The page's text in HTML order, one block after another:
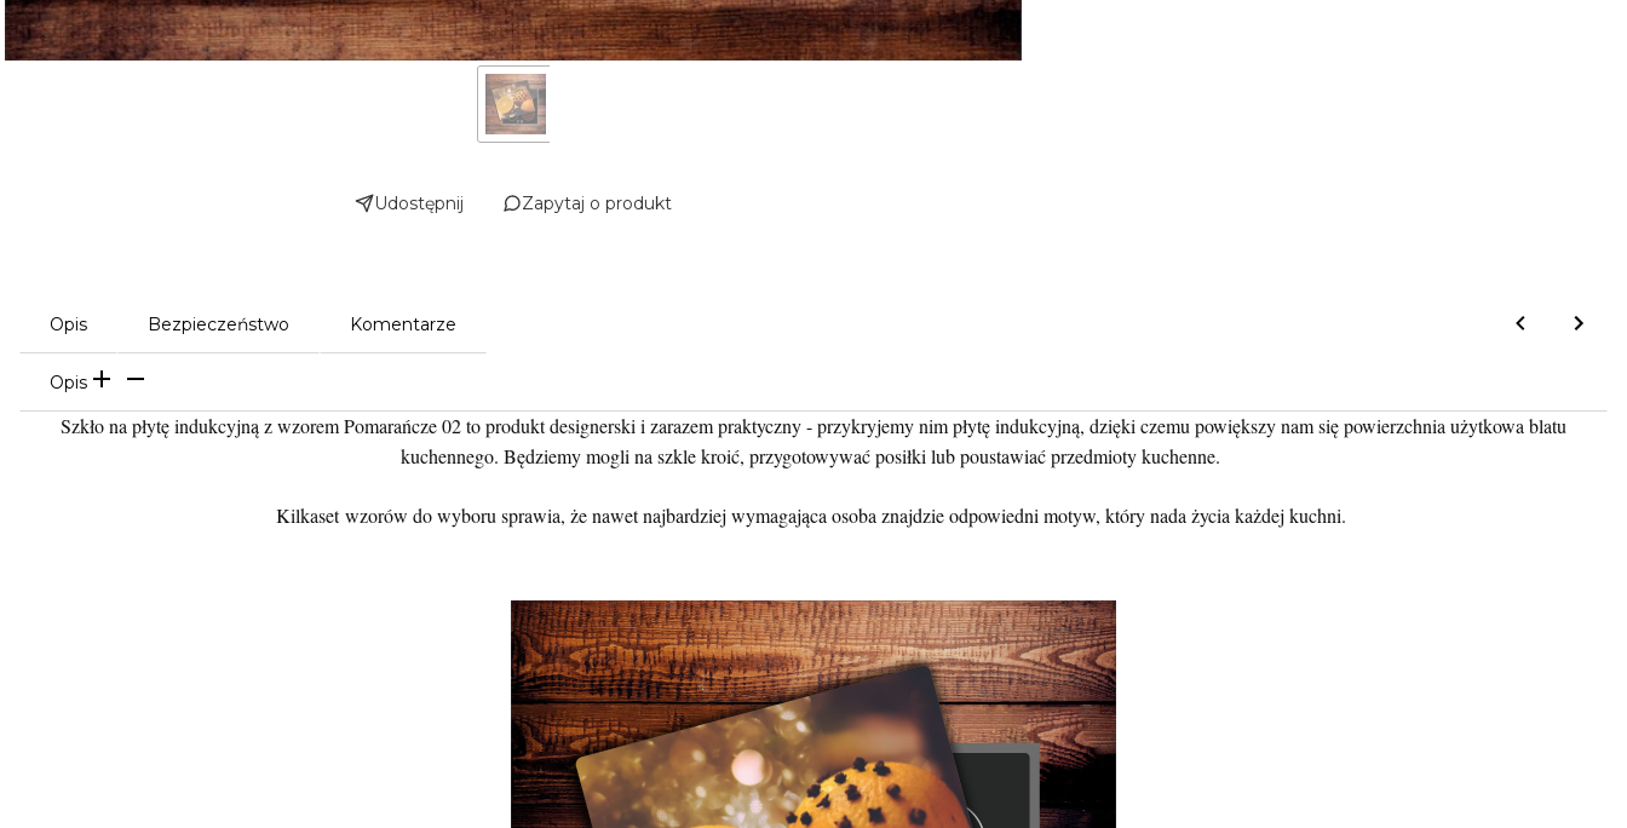
Udostępnij Zapytaj o produkt
Opis Bezpieczeństwo Komentarze
Opis
Szkło na płytę indukcyjną z wzorem Pomarańcze 02 to produkt designerski i zarazem praktyczny - przykryjemy nim płytę indukcyjną, dzięki czemu powiększy nam się powierzchnia użytkowa blatu
kuchennego. Będziemy mogli na szkle kroić, przygotowywać posiłki lub poustawiać przedmioty kuchenne.
Kilkaset wzorów do wyboru sprawia, że nawet najbardziej wymagająca osoba znajdzie odpowiedni motyw, który nada życia każdej kuchni.